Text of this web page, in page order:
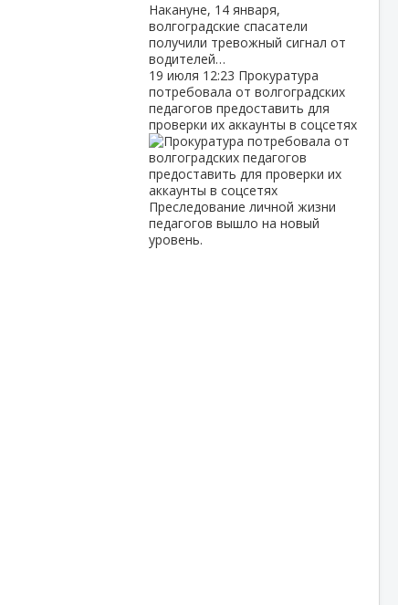
Накануне, 14 января,
волгоградские спасатели
получили тревожный сигнал от
водителей…
19 июля 12:23 Прокуратура
потребовала от волгоградских
педагогов предоставить для
проверки их аккаунты в соцсетях
Преследование личной жизни
педагогов вышло на новый
уровень.